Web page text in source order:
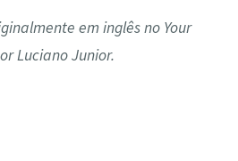
em inglês no Your
Luciano Junior.